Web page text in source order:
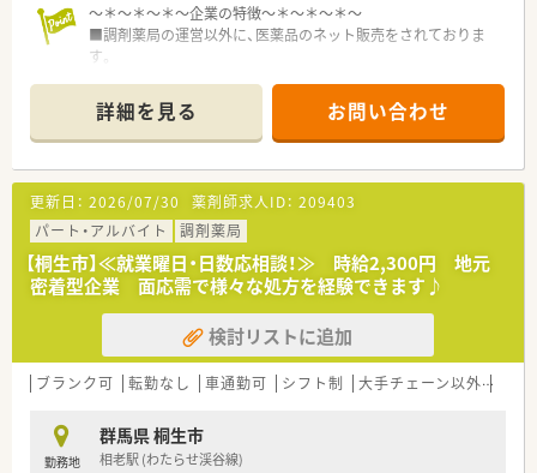
【勤務実態について】
■週の労働時間は40時間未満に設定されており、無理のない勤
務スケジュールで健康的に働くことが可能です。
私用によるお休みにも融通が利きやすい環境です。
■開局時間は平日の最長が18時30分までとなっており、土曜日
も16時までのため夜遅くならず安心できます。
～＊～＊～＊～企業の特徴～＊～＊～＊～
■調剤薬局の運営以外に、医薬品のネット販売をされておりま
す。
■患者さまの目線に立った薬局を創りあげることを理念に
地域に根ざしたかかりるけ薬局への推進に取り組んでおりま
す。
詳細を見る お問い合わせ
更新日： 2026/07/30 薬剤師求人ID： 209403
パート・アルバイト
調剤薬局
【桐生市】≪就業曜日・日数応相談！≫ 時給2,300円 地元
密着型企業 面応需で様々な処方を経験できます♪
検討リストに追加
ブランク可 転勤なし 車通勤可 シフト制 大手チェーン以外
勤務地
群馬県 桐生市
相老駅 (わたらせ渓谷線)